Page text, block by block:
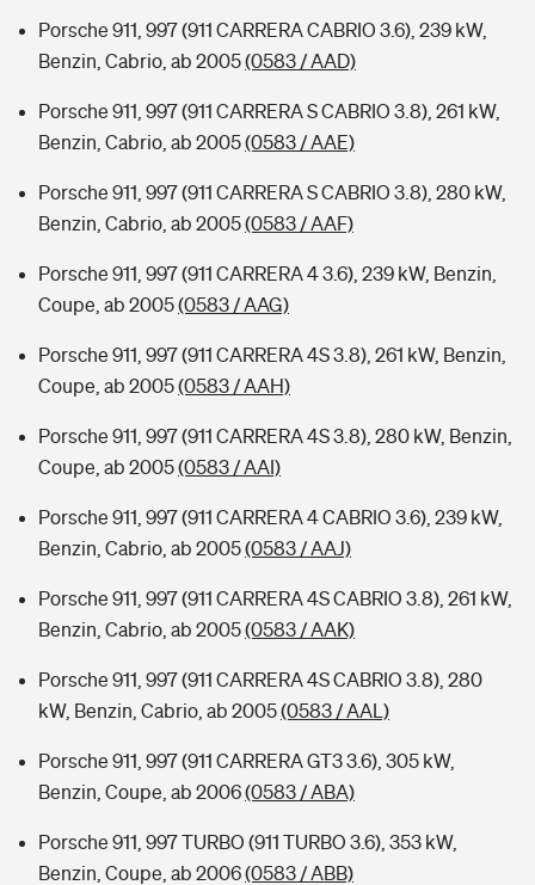
Porsche 911, 997 (911 CARRERA CABRIO 3.6), 239 kW,
Benzin, Cabrio, ab 2005(0583 / AAD)
Porsche 911, 997 (911 CARRERA S CABRIO 3.8), 261 kW,
Benzin, Cabrio, ab 2005(0583 / AAE)
Porsche 911, 997 (911 CARRERA S CABRIO 3.8), 280 kW,
Benzin, Cabrio, ab 2005(0583 / AAF)
Porsche 911, 997 (911 CARRERA 4 3.6), 239 kW, Benzin,
Coupe, ab 2005(0583 / AAG)
Porsche 911, 997 (911 CARRERA 4S 3.8), 261 kW, Benzin,
Coupe, ab 2005(0583 / AAH)
Porsche 911, 997 (911 CARRERA 4S 3.8), 280 kW, Benzin,
Coupe, ab 2005(0583 / AAI)
Porsche 911, 997 (911 CARRERA 4 CABRIO 3.6), 239 kW,
Benzin, Cabrio, ab 2005(0583 / AAJ)
Porsche 911, 997 (911 CARRERA 4S CABRIO 3.8), 261 kW,
Benzin, Cabrio, ab 2005(0583 / AAK)
Porsche 911, 997 (911 CARRERA 4S CABRIO 3.8), 280
kW, Benzin, Cabrio, ab 2005(0583 / AAL)
Porsche 911, 997 (911 CARRERA GT3 3.6), 305 kW,
Benzin, Coupe, ab 2006(0583 / ABA)
Porsche 911, 997 TURBO (911 TURBO 3.6), 353 kW,
Benzin, Coupe, ab 2006(0583 / ABB)